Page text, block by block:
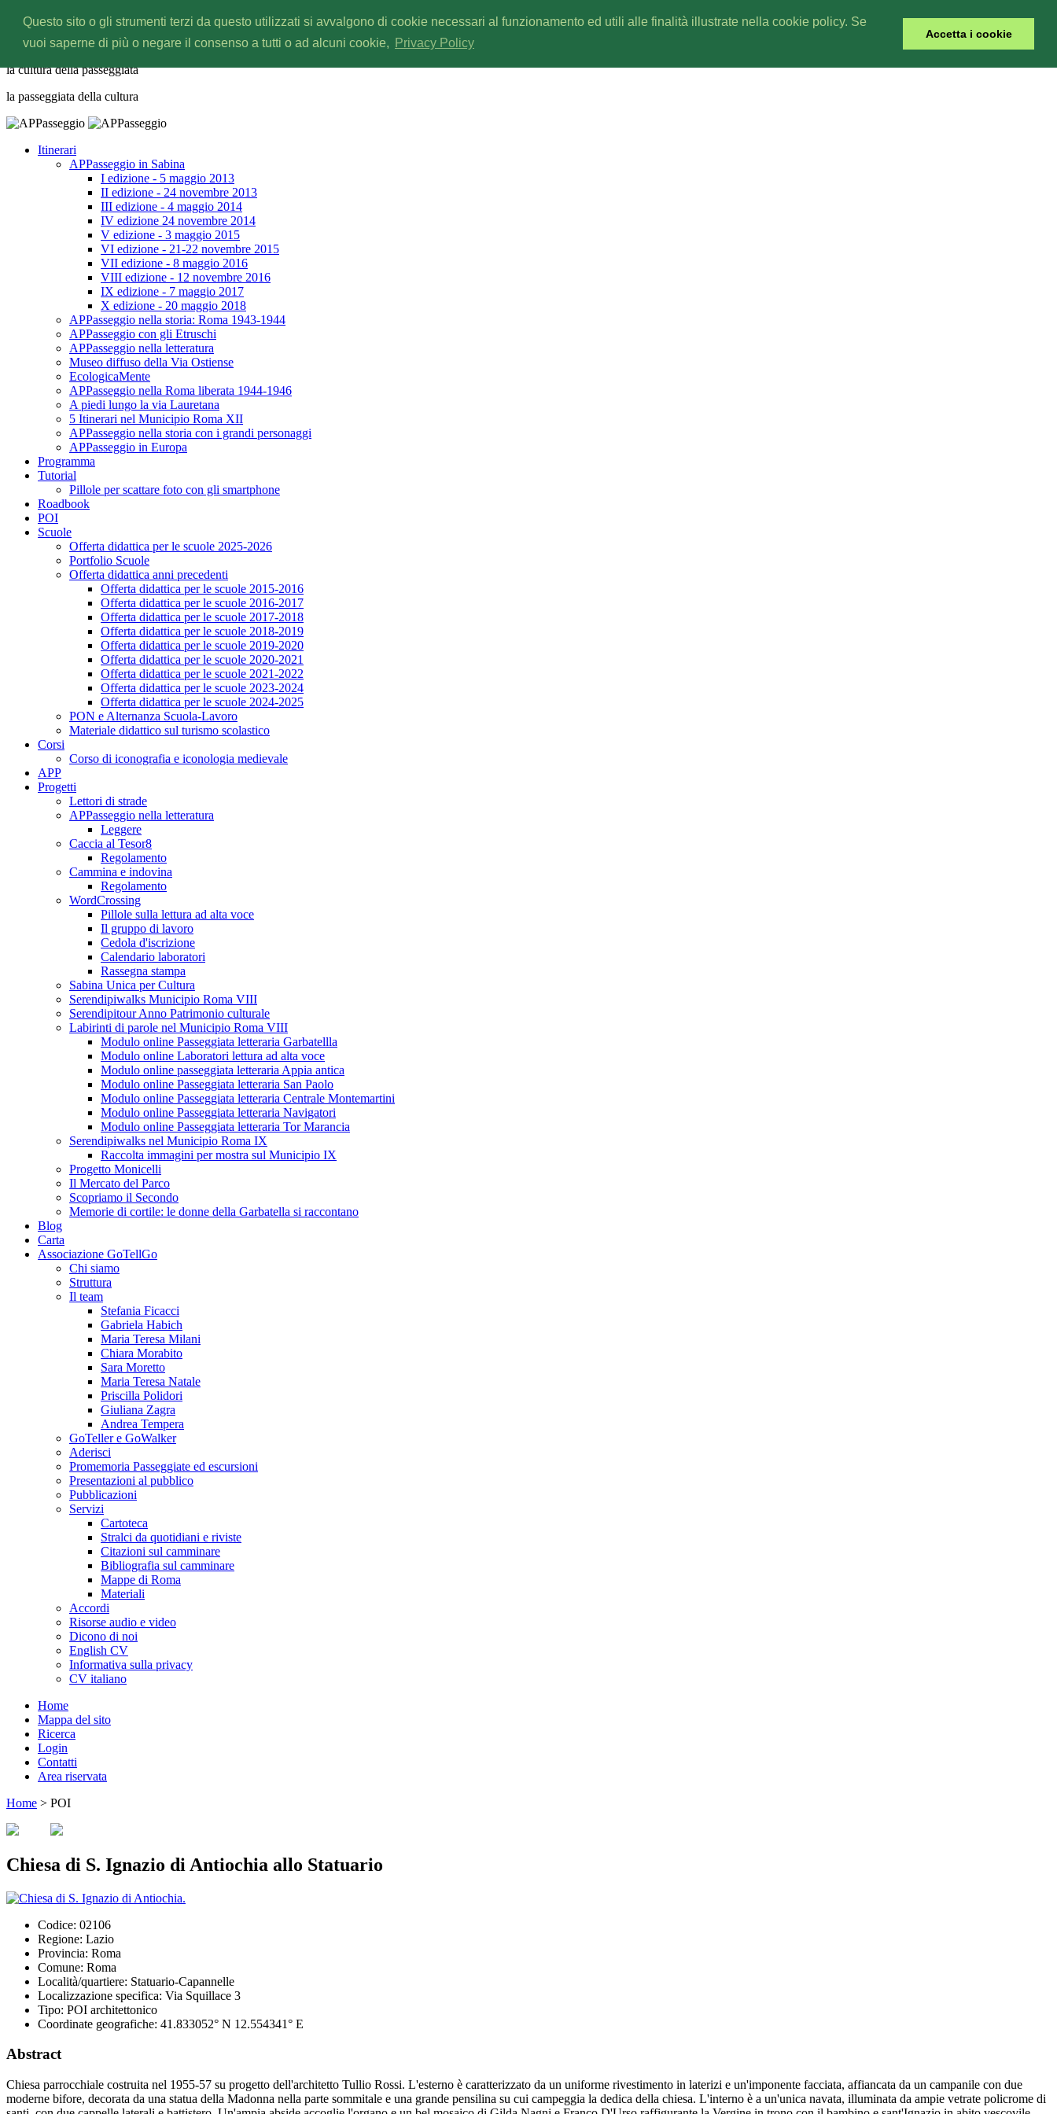
Questo sito o gli strumenti terzi da questo utilizzati si avvalgono di cookie necessari al funzionamento ed utili alle finalità illustrate nella cookie policy. Se
vuoi saperne di più o negare il consenso a tutti o ad alcuni cookie,
Privacy Policy
Accetta i cookie
APPasseggio
la cultura dellapasseggiata
la passeggiata della cultura
Itinerari
APPasseggio in Sabina
I edizione - 5 maggio 2013
II edizione - 24 novembre 2013
III edizione - 4 maggio 2014
IV edizione 24 novembre 2014
V edizione - 3 maggio 2015
VI edizione - 21-22 novembre 2015
VII edizione - 8 maggio 2016
VIII edizione - 12 novembre 2016
IX edizione - 7 maggio 2017
X edizione - 20 maggio 2018
APPasseggio nella storia: Roma 1943-1944
APPasseggio con gli Etruschi
APPasseggio nella letteratura
Museo diffuso della Via Ostiense
EcologicaMente
APPasseggio nella Roma liberata 1944-1946
A piedi lungo la via Lauretana
5 Itinerari nel Municipio Roma XII
APPasseggio nella storia con i grandi personaggi
APPasseggio in Europa
Programma
Tutorial
Pillole per scattare foto con gli smartphone
Roadbook
POI
Scuole
Offerta didattica per le scuole 2025-2026
Portfolio Scuole
Offerta didattica anni precedenti
Offerta didattica per le scuole 2015-2016
Offerta didattica per le scuole 2016-2017
Offerta didattica per le scuole 2017-2018
Offerta didattica per le scuole 2018-2019
Offerta didattica per le scuole 2019-2020
Offerta didattica per le scuole 2020-2021
Offerta didattica per le scuole 2021-2022
Offerta didattica per le scuole 2023-2024
Offerta didattica per le scuole 2024-2025
PON e Alternanza Scuola-Lavoro
Materiale didattico sul turismo scolastico
Corsi
Corso di iconografia e iconologia medievale
APP
Progetti
Lettori di strade
APPasseggio nella letteratura
Leggere
Caccia al Tesor8
Regolamento
Cammina e indovina
Regolamento
WordCrossing
Pillole sulla lettura ad alta voce
Il gruppo di lavoro
Cedola d'iscrizione
Calendario laboratori
Rassegna stampa
Sabina Unica per Cultura
Serendipiwalks Municipio Roma VIII
Serendipitour Anno Patrimonio culturale
Labirinti di parole nel Municipio Roma VIII
Modulo online Passeggiata letteraria Garbatellla
Modulo online Laboratori lettura ad alta voce
Modulo online passeggiata letteraria Appia antica
Modulo online Passeggiata letteraria San Paolo
Modulo online Passeggiata letteraria Centrale Montemartini
Modulo online Passeggiata letteraria Navigatori
Modulo online Passeggiata letteraria Tor Marancia
Serendipiwalks nel Municipio Roma IX
Raccolta immagini per mostra sul Municipio IX
Progetto Monicelli
Il Mercato del Parco
Scopriamo il Secondo
Memorie di cortile: le donne della Garbatella si raccontano
Blog
Carta
Associazione GoTellGo
Chi siamo
Struttura
Il team
Stefania Ficacci
Gabriela Habich
Maria Teresa Milani
Chiara Morabito
Sara Moretto
Maria Teresa Natale
Priscilla Polidori
Giuliana Zagra
Andrea Tempera
GoTeller e GoWalker
Aderisci
Promemoria Passeggiate ed escursioni
Presentazioni al pubblico
Pubblicazioni
Servizi
Cartoteca
Stralci da quotidiani e riviste
Citazioni sul camminare
Bibliografia sul camminare
Mappe di Roma
Materiali
Accordi
Risorse audio e video
Dicono di noi
English CV
Informativa sulla privacy
CV italiano
Home
Mappa del sito
Ricerca
Login
Contatti
Area riservata
Home > POI
Chiesa di S. Ignazio di Antiochia allo Statuario
Codice: 02106
Regione: Lazio
Provincia: Roma
Comune: Roma
Località/quartiere: Statuario-Capannelle
Localizzazione specifica: Via Squillace 3
Tipo: POI architettonico
Coordinate geografiche: 41.833052° N 12.554341° E
Abstract
Chiesa parrocchiale costruita nel 1955-57 su progetto dell'architetto Tullio Rossi. L'esterno è caratterizzato da un uniforme rivestimento in laterizi e un'imponente facciata, affiancata da un campanile con due
moderne bifore, decorata da una statua della Madonna nella parte sommitale e una grande pensilina su cui campeggia la dedica della chiesa. L'interno è a un'unica navata, illuminata da ampie vetrate policrome di